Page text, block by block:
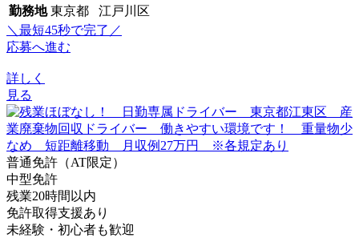
勤務地 東京都 江戸川区
＼最短45秒で完了／
応募へ進む
詳しく
見る
普通免許（AT限定）
中型免許
残業20時間以内
免許取得支援あり
未経験・初心者も歓迎